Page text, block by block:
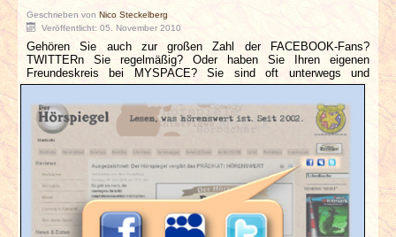
NEWS & DATES
BERICHTE
VERLOSUNGEN
INTERVIEWS
SPECIALS
Geschrieben von Nico Steckelberg
Veröffentlicht: 05. November 2010
Gehören Sie auch zur großen Zahl der FACEBOOK-Fans?
TWITTERn Sie regelmäßig? Oder haben Sie Ihren eigenen
Freundeskreis bei MYSPACE?Sie sind oft unterwegs und